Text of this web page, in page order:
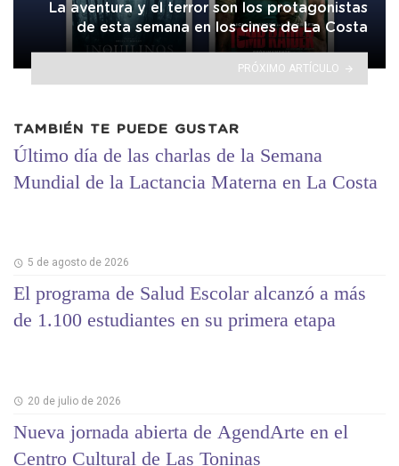
La aventura y el terror son los protagonistas
de esta semana en los cines de La Costa
PRÓXIMO ARTÍCULO
TAMBIÉN TE PUEDE GUSTAR
Último día de las charlas de la Semana
Mundial de la Lactancia Materna en La Costa
5 de agosto de 2026
El programa de Salud Escolar alcanzó a más
de 1.100 estudiantes en su primera etapa
20 de julio de 2026
Nueva jornada abierta de AgendArte en el
Centro Cultural de Las Toninas